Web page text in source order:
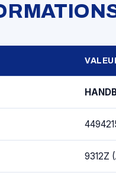
9312Z